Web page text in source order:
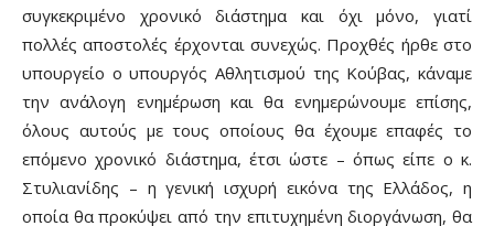
συγκεκριμένο χρονικό διάστημα και όχι μόνο, γιατί
πολλές αποστολές έρχονται συνεχώς. Προχθές ήρθε στο
υπουργείο ο υπουργός Αθλητισμού της Κούβας, κάναμε
την ανάλογη ενημέρωση και θα ενημερώνουμε επίσης,
όλους αυτούς με τους οποίους θα έχουμε επαφές το
επόμενο χρονικό διάστημα, έτσι ώστε – όπως είπε ο κ.
Στυλιανίδης – η γενική ισχυρή εικόνα της Ελλάδος, η
οποία θα προκύψει από την επιτυχημένη διοργάνωση, θα